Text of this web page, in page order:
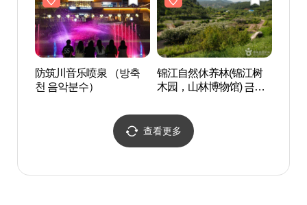
防筑川音乐喷泉 （방축
천 음악분수）
锦江自然休养林(锦江树
木园，山林博物馆) 금강
산림박물관)
查看更多